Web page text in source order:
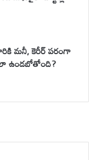
మనీ, కెరీర్ పరంగా
ఉండబోతోంది?